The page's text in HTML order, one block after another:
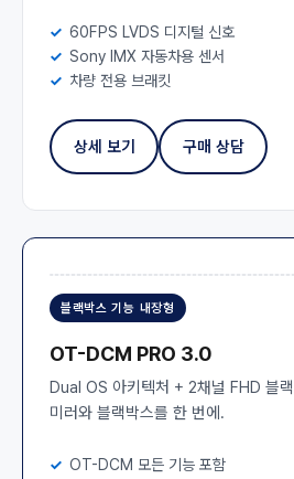
60FPS LVDS 디지털 신호
Sony IMX 자동차용 센서
차량 전용 브래킷
상세 보기 구매 상담
블랙박스 기능 내장형
OT-DCM PRO 3.0
Dual OS 아키텍처 + 2채널 FHD 블
미러와 블랙박스를 한 번에.
OT-DCM 모든 기능 포함